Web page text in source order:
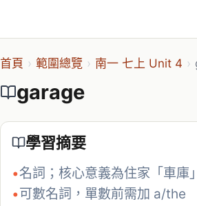
首頁 › 範圍總覽 › 南一 七上 Unit 4 ›
garage
學習摘要
•名詞；核心意義為住家「車庫」
•可數名詞，單數前需加 a/the